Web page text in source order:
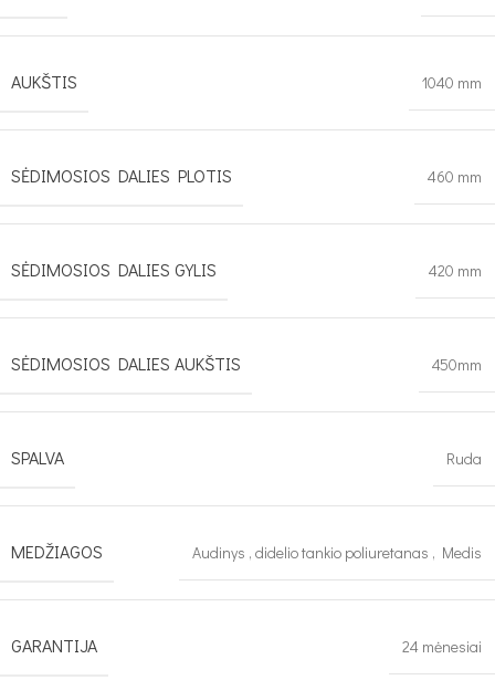
AUKŠTIS 1040 mm
SĖDIMOSIOS DALIES PLOTIS 460 mm
SĖDIMOSIOS DALIES GYLIS 420 mm
SĖDIMOSIOS DALIES AUKŠTIS 450mm
SPALVA Ruda
MEDŽIAGOS Audinys , didelio tankio poliuretanas , Medis
GARANTIJA 24 mėnesiai